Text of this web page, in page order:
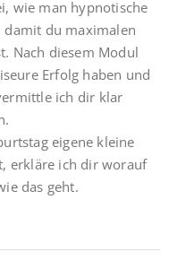
wie man hypnotische
du maximalen
Nach diesem Modul
Erfolg haben und
ich dir klar
eigene kleine
erkläre ich dir worauf
das geht.